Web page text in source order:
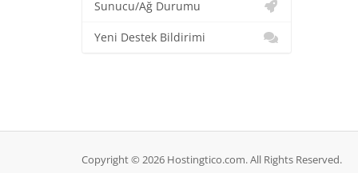
Sunucu/Ağ Durumu
Yeni Destek Bildirimi
Copyright © 2026 Hostingtico.com. All Rights Reserved.